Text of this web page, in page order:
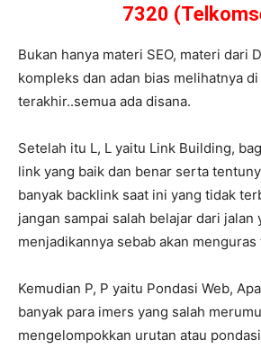
7320
Bukan hanya materi SEO, materi dari
kompleks dan adan bias melihatnya
terakhir..semua ada disana.
Setelah itu L, L yaitu Link Building,
link yang baik dan benar serta
banyak backlink saat ini yang tidak
jangan sampai salah belajar dari jalan
menjadikannya sebab akan
Kemudian P, P yaitu Pondasi Web,
banyak para imers yang salah
mengelompokkan urutan atau